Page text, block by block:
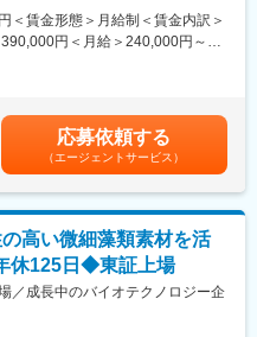
低い企業ではありますが、油脂・
トとしてグローバル展開も積極
出や新規事業開拓にも取り組ん
しますが、年間3～4SKUの商品
になります。
新規事業のための研究開発を担
＜賃金形態＞月給制＜賃金内訳＞
円＜月給＞240,000円～
た表記です。応募依頼する
（エージェントサービス）
高い微細藻類素材を活
休125日◆東証上場
／成長中のバイオテクノロジー企